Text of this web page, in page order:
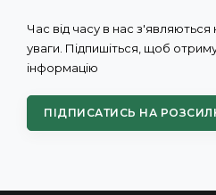
Час від часу в нас з'являються
уваги. Підпишіться, щоб
інформацію
ПІДПИСАТИСЬ НА